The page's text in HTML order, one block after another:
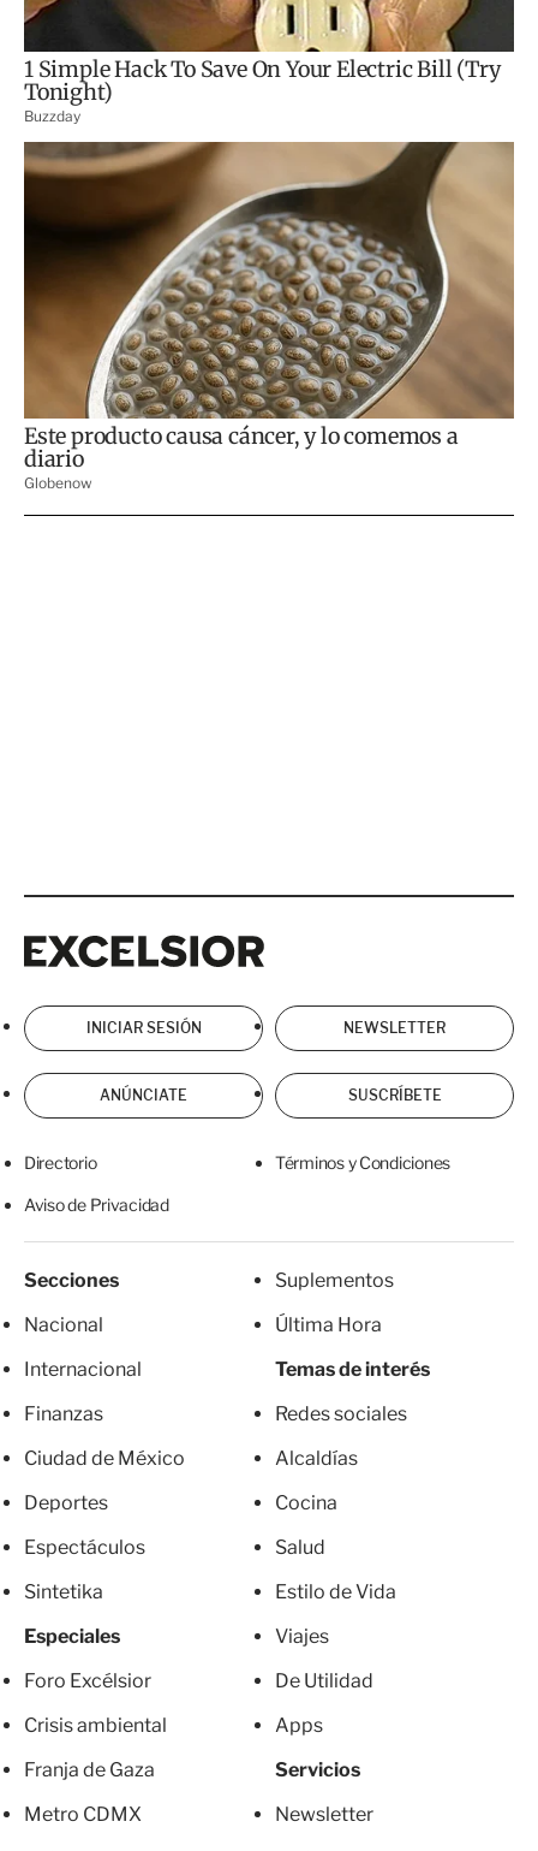
INICIAR SESIÓN NEWSLETTER
ANÚNCIATE SUSCRÍBETE
Directorio Términos y Condiciones
Aviso de Privacidad
Secciones
Nacional
Internacional
Finanzas
Ciudad de México
Deportes
Espectáculos
Sintetika
Especiales
Foro Excélsior
Crisis ambiental
Franja de Gaza
Metro CDMX
Suplementos
Última Hora
Temas de interés
Redes sociales
Alcaldías
Cocina
Salud
Estilo de Vida
Viajes
De Utilidad
Apps
Servicios
Newsletter